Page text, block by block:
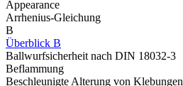
Appearance
Arrhenius-Gleichung
B
Überblick B
Ballwurfsicherheit nach DIN 18032-3
Beflammung
Beschleunigte Alterung von Klebungen